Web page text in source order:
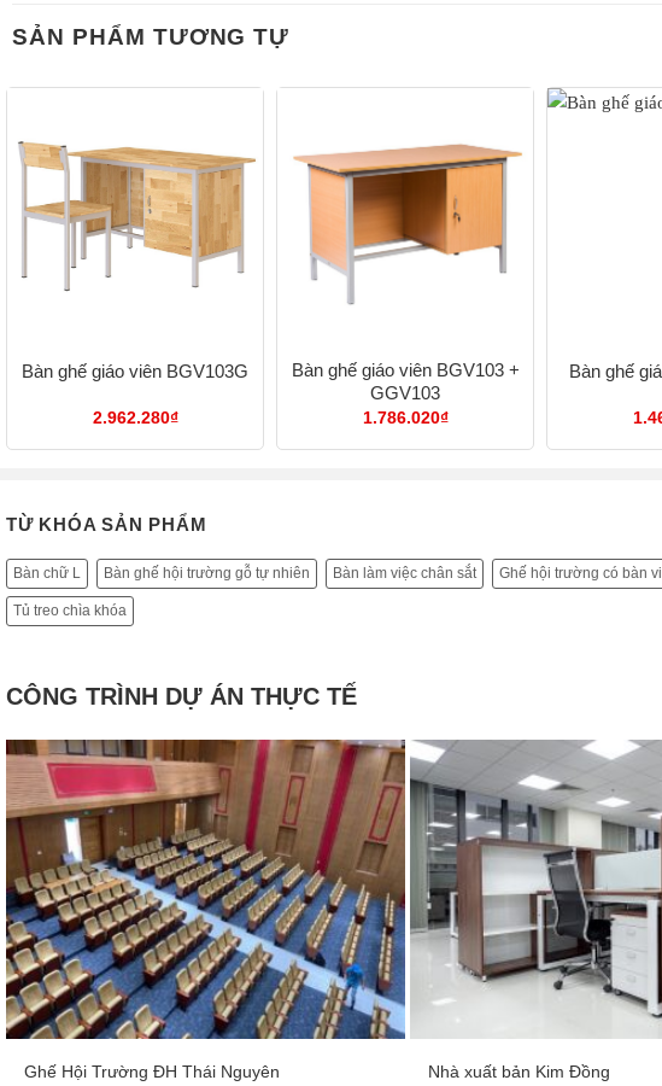
SẢN PHẨM TƯƠNG TỰ
Bàn ghế giáo viên BGV103G
2.962.280₫
Bàn ghế giáo viên BGV103 +
GGV103
1.786.020₫
Bàn ghế
TỪ KHÓA SẢN PHẨM
Bàn chữ L Bàn ghế hội trường gỗ tự nhiên Bàn làm việc chân sắt Ghế hội trường có bàn
Tủ treo chìa khóa
CÔNG TRÌNH DỰ ÁN THỰC TẾ
Ghế Hội Trường ĐH Thái Nguyên Nhà xuất bản Kim Đồng